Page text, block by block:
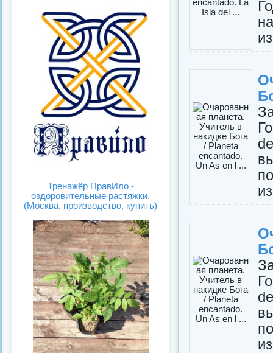
Тренажёр ПравИло -
оздоровительные растяжки.
(Москва, производство, купить)